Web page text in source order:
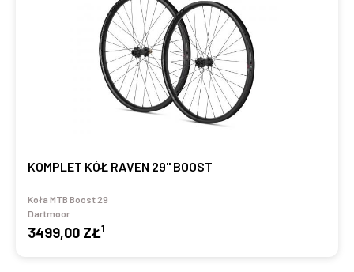
KOMPLET KÓŁ RAVEN 29" BOOST
Koła MTB Boost 29
Dartmoor
3499,00 ZŁ1